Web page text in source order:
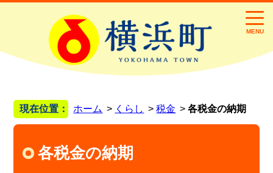
MENU
現在位置： ホーム くらし 税金 各税金の納期
各税金の納期